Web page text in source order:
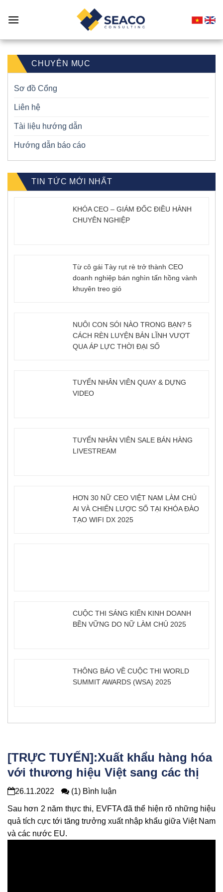
CHUYÊN MỤC
Sơ đồ Cổng
Liên hệ
Tài liệu hướng dẫn
Hướng dẫn báo cáo
TIN TỨC MỚI NHẤT
KHÓA CEO – GIÁM ĐỐC ĐIỀU HÀNH
CHUYÊN NGHIỆP
Từ cô gái Tày rụt rè trở thành CEO
doanh nghiệp bán nghìn tấn hồng vành
khuyên treo gió
NUÔI CON SÓI NÀO TRONG BẠN? 5
CÁCH RÈN LUYỆN BẢN LĨNH VƯỢT
QUA ÁP LỰC THỜI ĐẠI SỐ
TUYỂN NHÂN VIÊN QUAY & DỰNG
VIDEO
TUYỂN NHÂN VIÊN SALE BÁN HÀNG
LIVESTREAM
HƠN 30 NỮ CEO VIỆT NAM LÀM CHỦ
AI VÀ CHIẾN LƯỢC SỐ TẠI KHÓA ĐÀO
TẠO WIFI DX 2025
CUỘC THI SÁNG KIẾN KINH DOANH
BỀN VỮNG DO NỮ LÀM CHỦ 2025
THÔNG BÁO VỀ CUỘC THI WORLD
SUMMIT AWARDS (WSA) 2025
[TRỰC TUYẾN]:Xuất khẩu hàng hóa
với thương hiệu Việt sang các thị
trường trong EVFTA
26.11.2022 (1) Bình luận
Sau hơn 2 năm thực thi, EVFTA đã thể hiện rõ những hiệu
quả tích cực tới tăng trưởng xuất nhập khẩu giữa Việt Nam
và các nước EU.